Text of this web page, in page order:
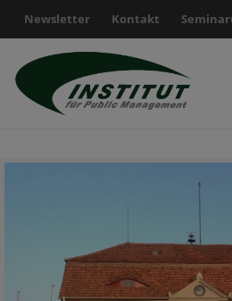
Newsletter Kontakt
Suche nach: